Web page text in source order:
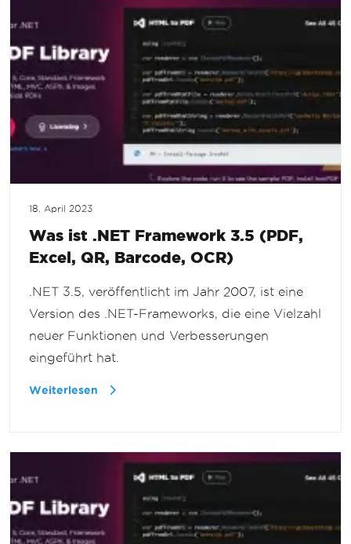
18. April 2023
Was ist .NET Framework 3.5 (PDF,
Excel, QR, Barcode, OCR)
.NET 3.5, veröffentlicht im Jahr 2007, ist eine
Version des .NET-Frameworks, die eine Vielzahl
neuer Funktionen und Verbesserungen
eingeführt hat.
Weiterlesen